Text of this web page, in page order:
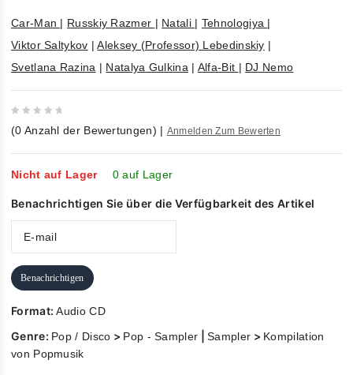
Car-Man | Russkiy Razmer | Natali | Tehnologiya |
Viktor Saltykov |Aleksey (Professor) Lebedinskiy |
Svetlana Razina | Natalya Gulkina | Alfa-Bit | DJ Nemo
out
of
5
(0 Anzahl der Bewertungen) | Anmelden Zum Bewerten
Nicht auf Lager 0 auf Lager
Benachrichtigen Sie über die Verfügbarkeit des Artikel
Benachrichtigen
Format:Audio CD
Genre: Pop / Disco > Pop - Sampler |Sampler > Kompilation
von Popmusik